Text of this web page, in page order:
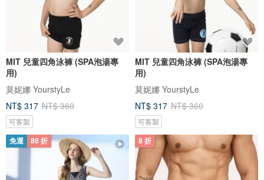
MIT 兒童四角泳褲 (SPA泡湯專
用)
莫妮娜 YourstyLe
NT$ 317 NT$ 360
可客製
MIT 兒童四角泳褲 (SPA泡湯專
用)
莫妮娜 YourstyLe
NT$ 317 NT$ 360
可客製
免運 88 折 8 折